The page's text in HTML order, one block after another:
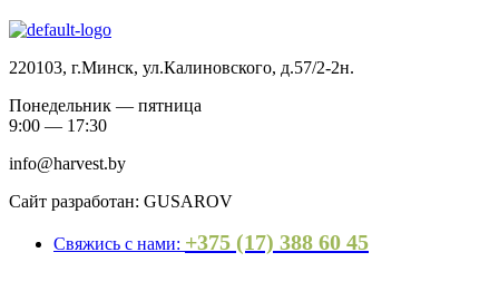
220103, г.Минск, ул.Калиновского, д.57/2-2н.
Понедельник — пятница
9:00 — 17:30
info@harvest.by
Сайт разработан: GUSAROV
Свяжись с нами: +375 (17) 388 60 45